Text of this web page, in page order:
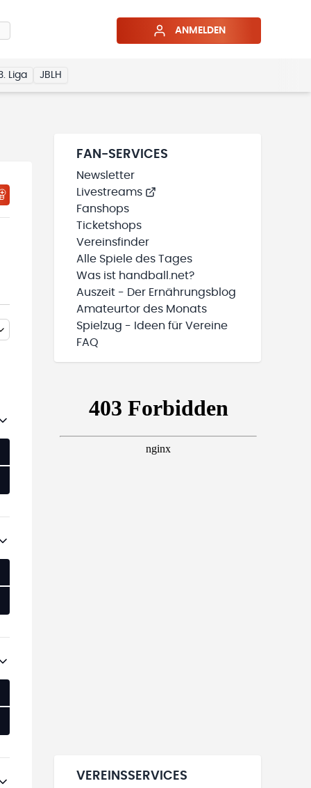
ANMELDEN
Liga JBLH
WIRD GELADEN
TEAMS“ HINZUFÜGEN
FAN-SERVICES
Newsletter
Livestreams
Fanshops
Ticketshops
Vereinsfinder
Alle Spiele des Tages
Was ist handball.net?
Auszeit - Der Ernährungsblog
Amateurtor des Monats
Spielzug - Ideen für Vereine
FAQ
VEREINSSERVICES